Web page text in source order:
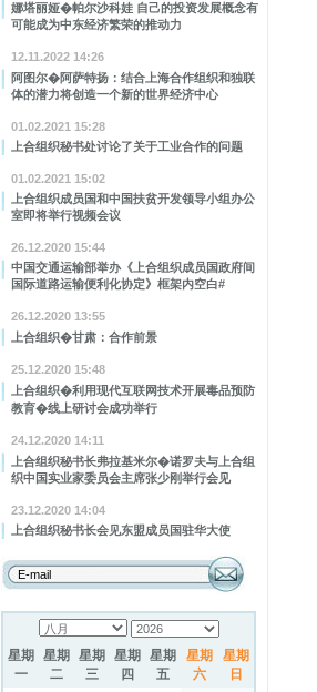
娜塔丽娅�帕尔沙科娃 自己的投资发展概念有
可能成为中东经济繁荣的推动力
12.11.2022 14:26
阿图尔�阿萨特扬：结合上海合作组织和独联
体的潜力将创造一个新的世界经济中心
01.02.2021 15:28
上合组织秘书处讨论了关于工业合作的问题
01.02.2021 15:02
上合组织成员国和中国扶贫开发领导小组办公
室即将举行视频会议
26.12.2020 15:44
中国交通运输部举办《上合组织成员国政府间
国际道路运输便利化协定》框架内空白#
26.12.2020 13:55
上合组织�甘肃：合作前景
25.12.2020 15:48
上合组织�利用现代互联网技术开展毒品预防
教育�线上研讨会成功举行
24.12.2020 14:11
上合组织秘书长弗拉基米尔�诺罗夫与上合组
织中国实业家委员会主席张少刚举行会见
23.12.2020 14:04
上合组织秘书长会见东盟成员国驻华大使
星期
一
星期
二
星期
三
星期
四
星期
五
星期
六
星期
日